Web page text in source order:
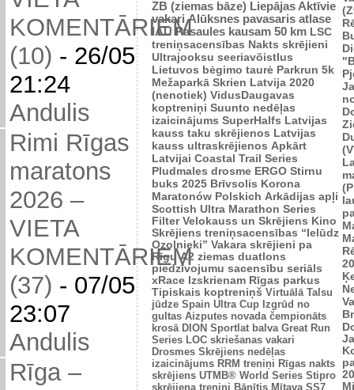
KOMENTĀRIEM
(10) - 26/05
21:24
Andulis
Rimi Rīgas
maratons
2026 –
VIETA
KOMENTĀRIEM
(37) - 07/05
23:07
Andulis
Rīga –
ZB (ziemas bāze) Liepājas Aktīvie
vakari Alūksnes pavasaris atlase
IAU Pasaules kausam 50 km LSC
treniņsacensības Nakts skrējieni
Ultrajooksu seeriavõistlus
Lietuvos bėgimo taurė Parkrun 5k
Mežaparkā Skrien Latvija 2020
(nenotiek) VidusDaugavas
koptreniņi Suunto nedēļas
izaicinājums SuperHalfs Latvijas
kauss taku skrējienos Latvijas
kauss ultraskrējienos Apkārt
Latvijai Coastal Trail Series
Pludmales drosme ERGO Stirnu
buks 2025 Brīvsolis Korona
Maratonów Polskich Arkādijas apļi
Scottish Ultra Marathon Series
Filter Velokauss un Skrējiens Kino
Skrējiens treniņsacensības “Ielūdz
Ozolnieki” Vakara skrējieni pa
Rīgu A2 ziemas duatlons
piedzīvojumu sacensību seriāls
xRace Izskrienam Rīgas parkus
Tipiskais koptreniņš Virtuālā Talsu
jūdze Spain Ultra Cup Izgrūd no
gultas Aizputes novada čempionāts
krosā DION Sportlat balva Great Run
Series LOC skriešanas vakari
Drosmes Skrējiens nedēļas
izaicinājums RRM treniņi Rīgas nakts
skrējiens UTMB® World Series Stipro
skrējiena treniņi Bānītis Mītava SS7